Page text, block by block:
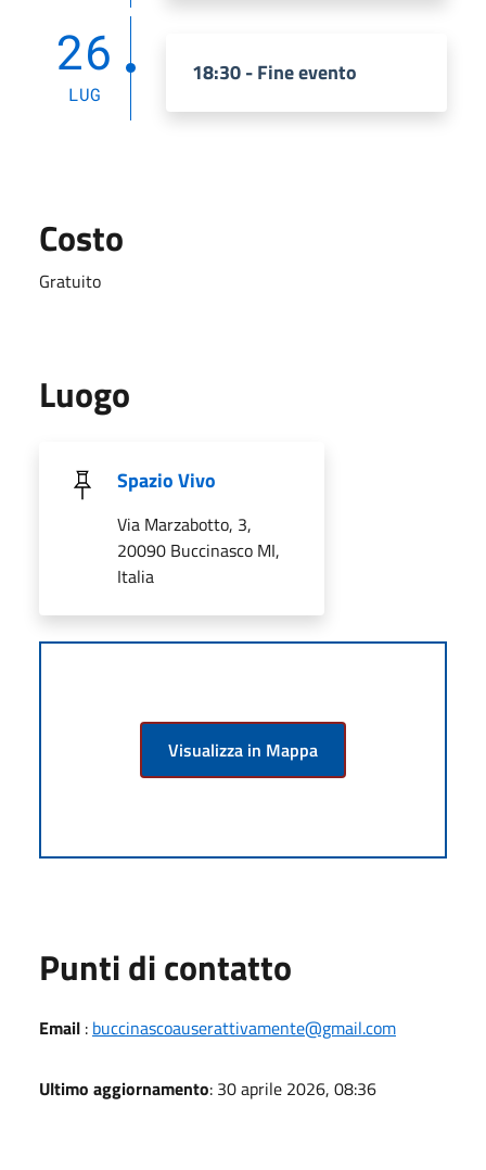
26
LUG
18:30 - Fine evento
Costo
Gratuito
Luogo
Spazio Vivo
Via Marzabotto, 3,
20090 Buccinasco MI,
Italia
Visualizza in Mappa
Punti di contatto
Email : buccinascoauserattivamente@gmail.com
Ultimo aggiornamento: 30 aprile 2026, 08:36